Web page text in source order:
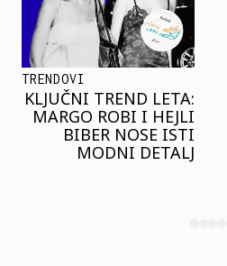
SHOPPING
JOŠ JE RANO ZA JAKNE
– ALI U RESERVED JE
STIGAO MODEL KOJI
ĆE BITI VELIKI TREND